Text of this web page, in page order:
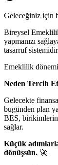
Geleceğiniz için
Bireysel
yapmanızı
tasarruf
Emeklilik
Neden Tercih
Gelecekte
bugünden plan
BES,
sağlar.
Küçük
dönüşsün. 🚀